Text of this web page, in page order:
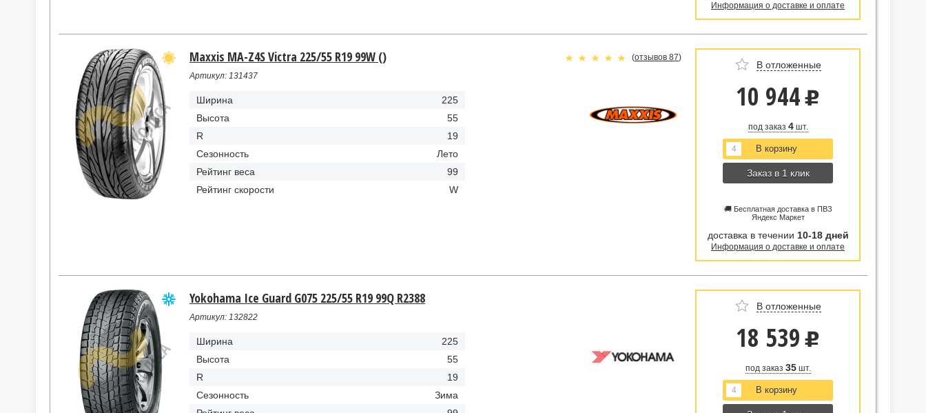
Информация о доставке и оплате
Maxxis MA-Z4S Victra 225/55 R19 99W () (отзывов 87)
Артикул: 131437
Ширина
225
Высота
55
R
19
Сезонность
Лето
Рейтинг веса
99
Рейтинг скорости
W
В отложенные
10 944 u
под заказ 4шт.
Заказ в 1 клик
🚚 Бесплатная доставка в ПВЗ
Яндекс Маркет
доставка в течении 10-18 дней
Информация о доставке и оплате
Yokohama Ice Guard G075 225/55 R19 99Q R2388
Артикул: 132822
Ширина
225
Высота
55
R
19
Сезонность
Зима
В отложенные
18 539 u
под заказ 35шт.